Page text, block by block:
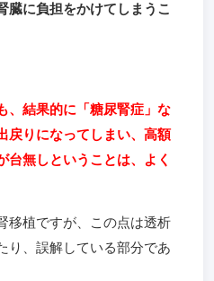
臓に負担をかけてしまうこ
、結果的に「糖尿腎症」な
戻りになってしまい、高額
台無しということは、よく
移植ですが、この点は透析
り、誤解している部分であ